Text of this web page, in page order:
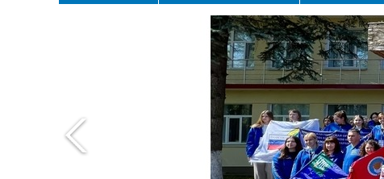
ПРОФСОЮЗНЫЕ ЗДРАВНИЦЫ